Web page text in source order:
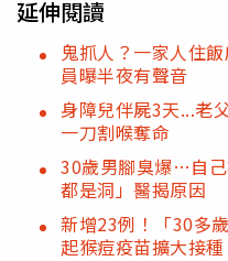
延伸閱讀
鬼抓人？一家人住
員曝半夜有聲音
身障兒伴屍3天...老
一刀割喉奪命
30歲男腳臭爆…自
都是洞」醫揭原因
新增23例！「30多
起猴痘疫苗擴大接種